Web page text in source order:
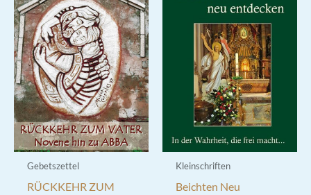
Gebetszettel
RÜCKKEHR ZUM
Kleinschriften
Beichten Neu